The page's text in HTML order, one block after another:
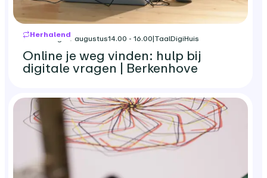
Herhalend
donderdag 20 augustus14.00 - 16.00|TaalDigiHuis
Online je weg vinden: hulp bij
digitale vragen | Berkenhove